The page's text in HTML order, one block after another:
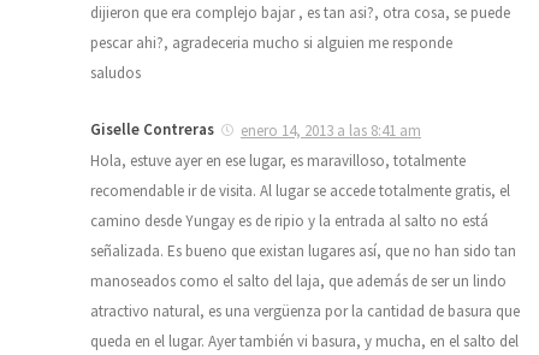
dijieron que era complejo bajar , es tan asi?, otra cosa, se puede
pescar ahi?, agradeceria mucho si alguien me responde
saludos
Giselle Contreras
enero 14, 2013 a las 8:41 am
Hola, estuve ayer en ese lugar, es maravilloso, totalmente
recomendable ir de visita. Al lugar se accede totalmente gratis, el
camino desde Yungay es de ripio y la entrada al salto no está
señalizada. Es bueno que existan lugares así, que no han sido tan
manoseados como el salto del laja, que además de ser un lindo
atractivo natural, es una vergüenza por la cantidad de basura que
queda en el lugar. Ayer también vi basura, y mucha, en el salto del